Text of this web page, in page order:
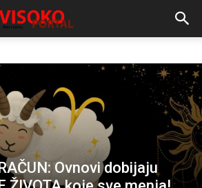
Ovnovi dobijaju